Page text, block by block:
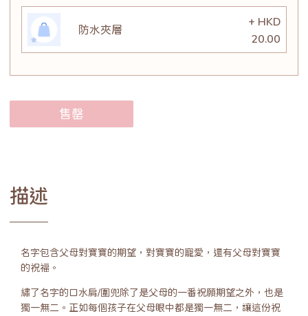
防水夾層
+ HKD
20.00
售罄
描述
名字包含父母對寶寶的期望，對寶寶的寵愛，還有父母對寶寶
的祝福。
繡了名字的口水肩/圍兜除了是父母的一番祝願期望之外，也是
獨一無二。正如每個孩子在父母眼中都是獨一無二，讓這份祝